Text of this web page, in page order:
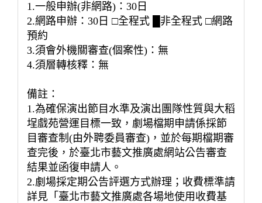
1.一般申辦(非網路)：30日
2.網路申辦：30日 □全程式 █非全程式 □網路
預約
3.須會外機關審查(個案性)：無
4.須層轉核釋：無
備註：
1.為確保演出節目水準及演出團隊性質與大稻
埕戲苑營運目標一致，劇場檔期申請係採節
目審查制(由外聘委員審查)，並於每期檔期審
查完後，於臺北市藝文推廣處網站公告審查
結果並函復申請人。
2.劇場採定期公告評選方式辦理；收費標準請
詳見「臺北市藝文推廣處各場地使用收費基